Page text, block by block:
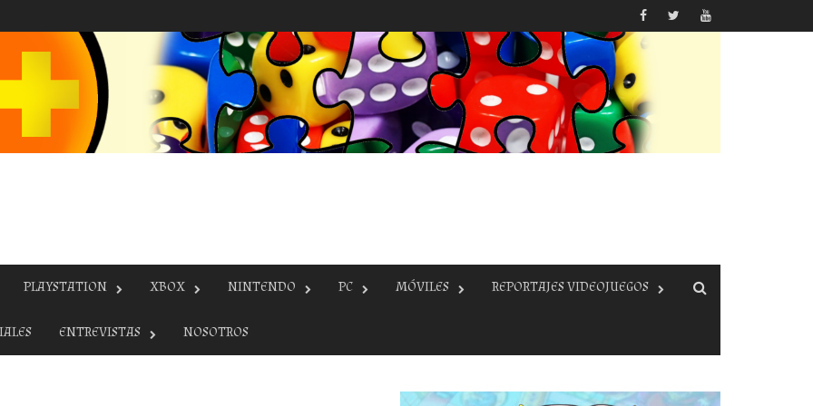
PLAYSTATION XBOX NINTENDO PC MÓVILES REPORTAJES VIDEOJUEGOS
ENTREVISTAS NOSOTROS